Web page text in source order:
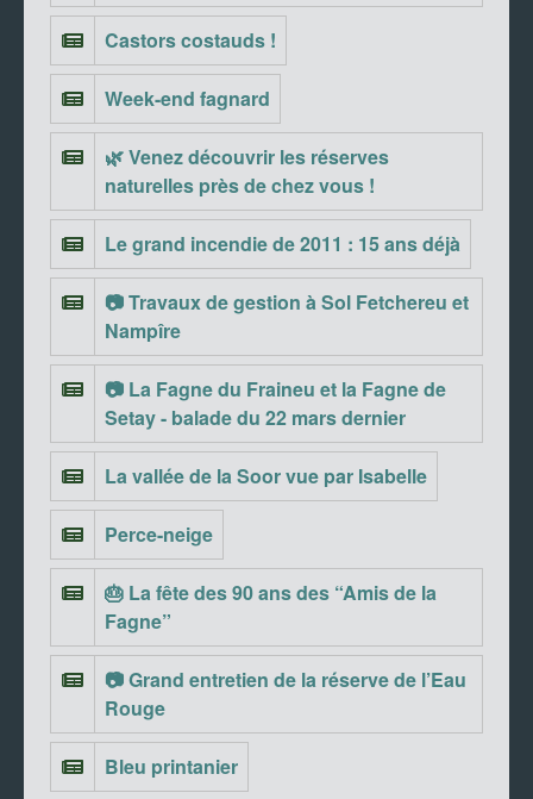
Castors costauds !
Week-end fagnard
🌿 Venez découvrir les réserves
naturelles près de chez vous !
Le grand incendie de 2011 : 15 ans déjà
📷 Travaux de gestion à Sol Fetchereu et
Nampîre
📷 La Fagne du Fraineu et la Fagne de
Setay - balade du 22 mars dernier
La vallée de la Soor vue par Isabelle
Perce-neige
🎂 La fête des 90 ans des “Amis de la
Fagne”
📷 Grand entretien de la réserve de l’Eau
Rouge
Bleu printanier